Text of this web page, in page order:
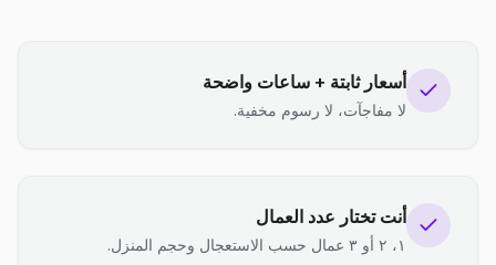
أسعار ثابتة + ساعات واضحة
لا مفاجآت، لا رسوم مخفية.
أنت تختار عدد العمال
١، ٢ أو ٣ عمال حسب الاستعجال وحجم المنزل.